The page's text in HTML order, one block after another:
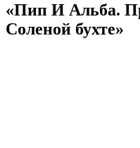
«Пип И Альба.
Соленой бухте»